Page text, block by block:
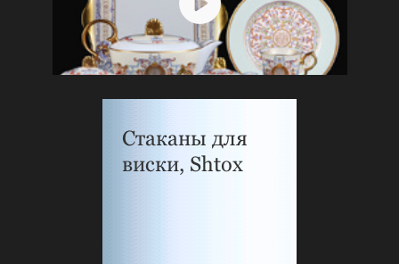
Стаканы для
виски, Shtox